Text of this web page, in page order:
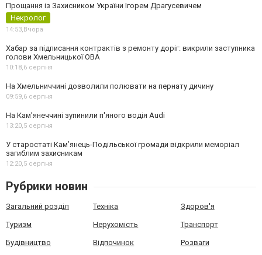
Прощання із Захисником України Ігорем Драгусевичем
Некролог
14:53,Вчора
Хабар за підписання контрактів з ремонту доріг: викрили заступника
голови Хмельницької ОВА
10:18,6 серпня
На Хмельниччині дозволили полювати на пернату дичину
09:59,6 серпня
На Камʼянеччині зупинили п'яного водія Audi
13:20,5 серпня
У старостаті Кам’янець-Подільської громади відкрили меморіал
загиблим захисникам
12:20,5 серпня
Рубрики новин
Загальний розділ Техніка Здоров'я
Туризм Нерухомість Транспорт
Будівництво Відпочинок Розваги